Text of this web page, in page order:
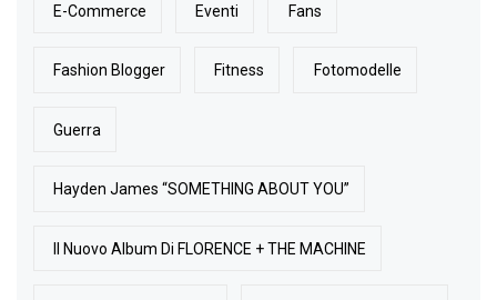
E-Commerce Eventi Fans
Fashion Blogger Fitness Fotomodelle
Guerra
Hayden James “SOMETHING ABOUT YOU”
Il Nuovo Album Di FLORENCE + THE MACHINE